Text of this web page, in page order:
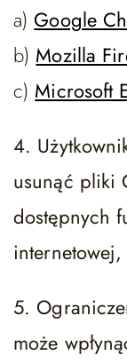
a)Google
b) Mozilla
c) Microsoft
4.
usunąć pliki
dostępnych
5.
może